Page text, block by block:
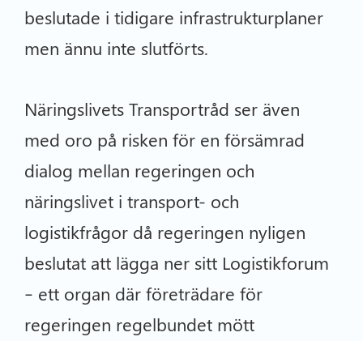
beslutade i tidigare infrastrukturplaner
men ännu inte slutförts.
Näringslivets Transportråd ser även
med oro på risken för en försämrad
dialog mellan regeringen och
näringslivet i transport- och
logistikfrågor då regeringen nyligen
beslutat att lägga ner sitt Logistikforum
– ett organ där företrädare för
regeringen regelbundet mött